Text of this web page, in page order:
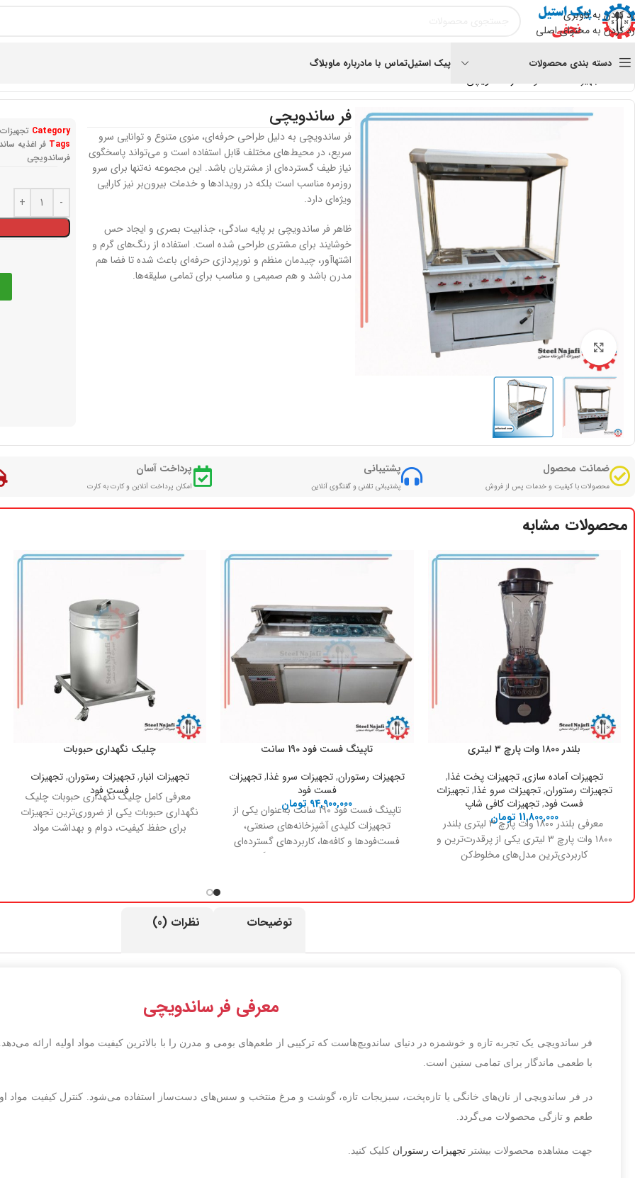
رد کردن به ناوبری
رد کردن به محتوای اصلی
دسته بندی محصولات پیک استیلتماس با مادرباره ماوبلاگ
تجهیزات فست فود فر ساندویچی
بزرگنمایی تصویر
فر ساندویچی
فر ساندویچی به دلیل طراحی حرفه‌ای، منوی متنوع و توانایی سرو
سریع، در محیط‌های مختلف قابل استفاده است و می‌تواند پاسخگوی
نیاز طیف گسترده‌ای از مشتریان باشد. این مجموعه نه‌تنها برای سرو
روزمره مناسب است بلکه در رویدادها و خدمات بیرون‌بر نیز کارایی
ویژه‌ای دارد.
ظاهر فر ساندویچی بر پایه سادگی، جذابیت بصری و ایجاد حس
خوشایند برای مشتری طراحی شده است. استفاده از رنگ‌های گرم و
اشتها‌آور، چیدمان منظم و نورپردازی حرفه‌ای باعث شده تا فضا هم
مدرن باشد و هم صمیمی و مناسب برای تمامی سلیقه‌ها.
Category
Tags فر اغذیه
فرساندویچی
ضمانت محصول
محصولات با کیفیت و خدمات پس از فروش
پشتیبانی
پشتیبانی تلفنی و گفتگوی آنلاین
پرداخت آسان
امکان پرداخت آنلاین و کارت به کارت
محصولات مشابه
بلندر ۱۸۰۰ وات پارچ ۳ لیتری
تجهیزات آماده سازی,تجهیزات پخت غذا,
تجهیزات رستوران,تجهیزات سرو غذا,تجهیزات
فست فود,تجهیزات کافی شاپ
11,800,000 تومان معرفی بلندر ۱۸۰۰ وات پارچ ۳ لیتری بلندر
۱۸۰۰ وات پارچ ۳ لیتری یکی از پرقدرت‌ترین و
کاربردی‌ترین مدل‌های مخلوط‌کن
تاپینگ فست فود 190 سانت
تجهیزات رستوران,تجهیزات سرو غذا,تجهیزات
فست فود
94,900,000 تومان
تاپینگ فست فود 190 سانت به‌عنوان یکی از
تجهیزات کلیدی آشپزخانه‌های صنعتی،
فست‌فودها و کافه‌ها، کاربردهای گسترده‌ای
دارد و نقش مهمی در سازماندهی، نگهداری و
مرتبط با غذا قابل استفاده بوده و در
محیط‌هایی که سرعت و بهداشت اهمیت
می‌دهد. در آشپزخانه‌های تجاری کوچک،
علاوه بر نگهداری مواد اولیه، سطح کار مناسب
نیز فراهم می‌سازد. این موضوع باعث می‌شود
بهینه‌سازی فضای کاری خود از این دستگاه
چلیک نگهداری حبوبات
تجهیزات انبار,تجهیزات رستوران,تجهیزات
فست فود
معرفی کامل چلیک نگهداری حبوبات چلیک
نگهداری حبوبات یکی از ضروری‌ترین تجهیزات
برای حفظ کیفیت، دوام و بهداشت مواد
توضیحات نظرات (0)
معرفی فر ساندویچی
فر ساندویچی یک تجربه تازه و خوشمزه در دنیای ساندویچ‌هاست که ترکیبی از طعم‌های بومی و مدرن را با بالاترین کیفیت مواد اولیه ارائه
با طعمی ماندگار برای تمامی سنین است.
در فر ساندویچی از نان‌های خانگی یا تازه‌پخت، سبزیجات تازه، گوشت و مرغ منتخب و سس‌های دست‌ساز استفاده می‌شود. کنترل کیفیت مواد
طعم و تازگی محصولات می‌گردد.
جهت مشاهده محصولات بیشتر تجهیزات رستوران کلیک کنید.